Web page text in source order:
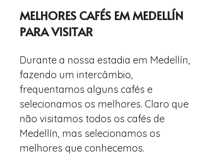
MELHORES CAFÉS EM MEDELLÍN
PARA VISITAR
Durante a nossa estadia em Medellín,
fazendo um intercâmbio,
frequentamos alguns cafés e
selecionamos os melhores. Claro que
não visitamos todos os cafés de
Medellín, mas selecionamos os
melhores que conhecemos.